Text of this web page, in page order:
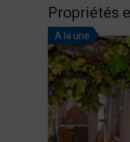
Propriétés
A la une